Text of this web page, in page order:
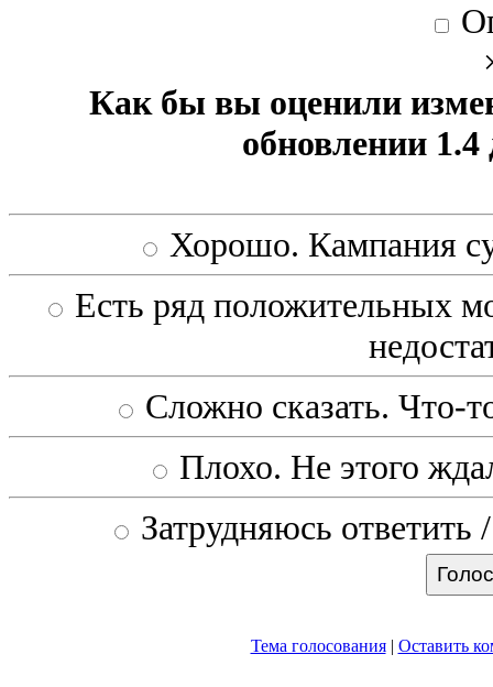
Как бы вы оценили
обновлении
Хорошо. Кампания
Есть ряд положительных
Сложно сказать. Что-
Плохо. Не этого
Затрудняюсь
Тема голосования| Оставить